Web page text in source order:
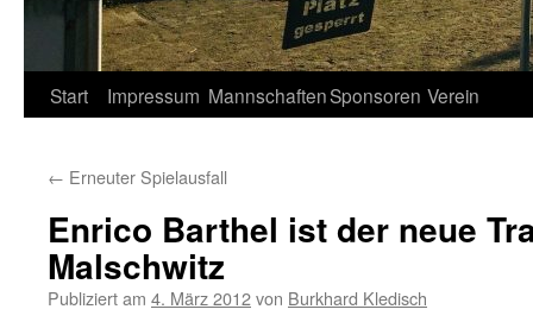
Springe
Inhalt
Start Impressum MannschaftenSponsoren Verein
← Erneuter Spielausfall
Enrico Barthel ist der neue
Malschwitz
Publiziert am 4. März 2012von Burkhard Kledisch